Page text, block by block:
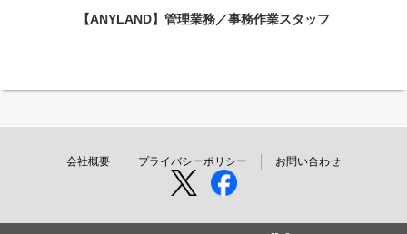
【ANYLAND】管理業務／事務作業スタッフ
会社概要 プライバシーポリシー お問い合わせ